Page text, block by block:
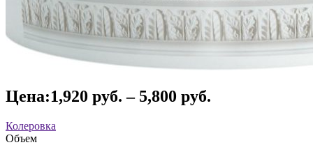
Цена:1,920 руб. – 5,800 руб.
Колеровка
Объем